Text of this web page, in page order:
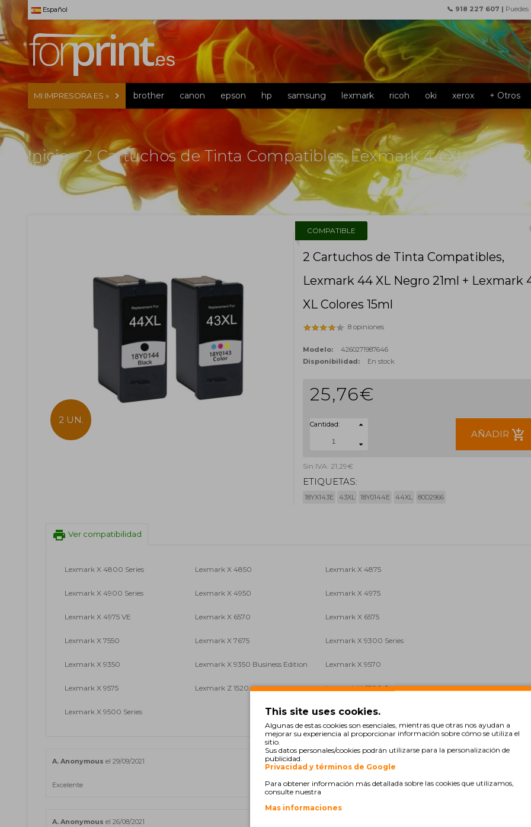
Español 📞 918 227 607 | Puedes
MI IMPRESORA ES » brother canon epson hp samsung lexmark ricoh oki xerox + Otros
Inicio»2 Cartuchos de Tinta Compatibles, Lexmark 44 XL Negro
15ml
COMPATIBLE
2 UN.
2 Cartuchos de Tinta Compatibles,
Lexmark 44 XL Negro 21ml + Lexmark
XL Colores 15ml
8 opiniones
Modelo:
4260271987646
Disponibilidad:
En stock
25,76€
Cantidad:
AÑADIR add_shopping_cart
Sin IVA: 21,29€
ETIQUETAS:
18YX143E 43XL 18Y0144E 44XL 80D2966
print Ver compatibilidad
Lexmark X 4800 Series Lexmark X 4850 Lexmark X 4875
Lexmark X 4900 Series Lexmark X 4950 Lexmark X 4975
Lexmark X 4975 VE Lexmark X 6570 Lexmark X 6575
Lexmark X 7550 Lexmark X 7675 Lexmark X 9300 Series
Lexmark X 9350 Lexmark X 9350 Business Edition Lexmark X 9570
Lexmark X 9575 Lexmark Z 1520 Lexmark X 6500 Series
Lexmark X 9500 Series
A. Anonymous el 29/09/2021
Excelente
A. Anonymous el 26/08/2021
This site uses cookies.
Algunas de estas cookies son esenciales, mientras que otras nos ayudan a
mejorar su experiencia al proporcionar información sobre cómo se utiliza el
sitio.
Sus datos personales/cookies podrán utilizarse para la personalización de
publicidad.
Privacidad y términos de Google
Para obtener información más detallada sobre las cookies que utilizamos,
consulte nuestra
Mas informaciones